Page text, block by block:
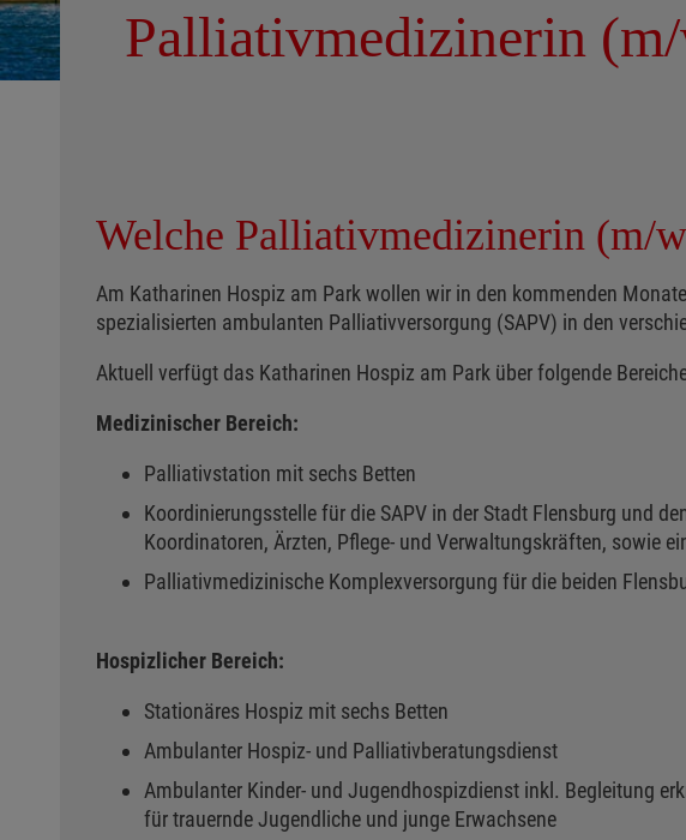
Palliativmedizinerin
Welche Palliativmedizinerin (m/
Am Katharinen Hospiz am Park wollen wir in den kommenden
spezialisierten ambulanten Palliativversorgung (SAPV) in den
Aktuell verfügt das Katharinen Hospiz am Park über folgende
Medizinischer Bereich:
Palliativstation mit sechs Betten
Koordinierungsstelle für die SAPV in der Stadt Flensburg und
Koordinatoren, Ärzten, Pflege- und Verwaltungskräften, sowie
Palliativmedizinische Komplexversorgung für die beiden
Hospizlicher Bereich:
Stationäres Hospiz mit sechs Betten
Ambulanter Hospiz- und Palliativberatungsdienst
Ambulanter Kinder- und Jugendhospizdienst inkl. Begleitung
für trauernde Jugendliche und junge Erwachsene